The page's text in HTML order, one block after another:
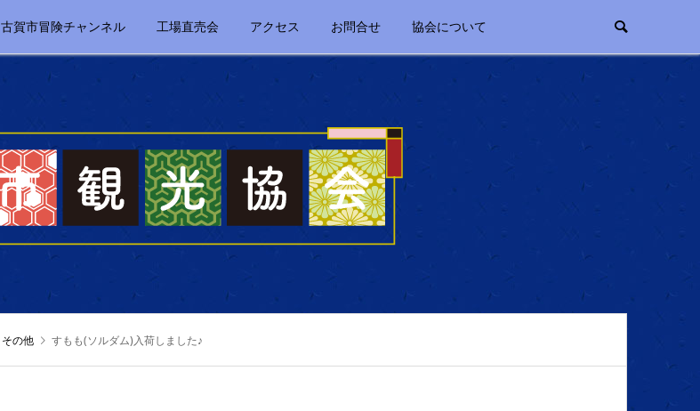
古賀市冒険チャンネル 工場直売会 アクセス お問合せ 協会について
その他 すもも(ソルダム)入荷しました♪